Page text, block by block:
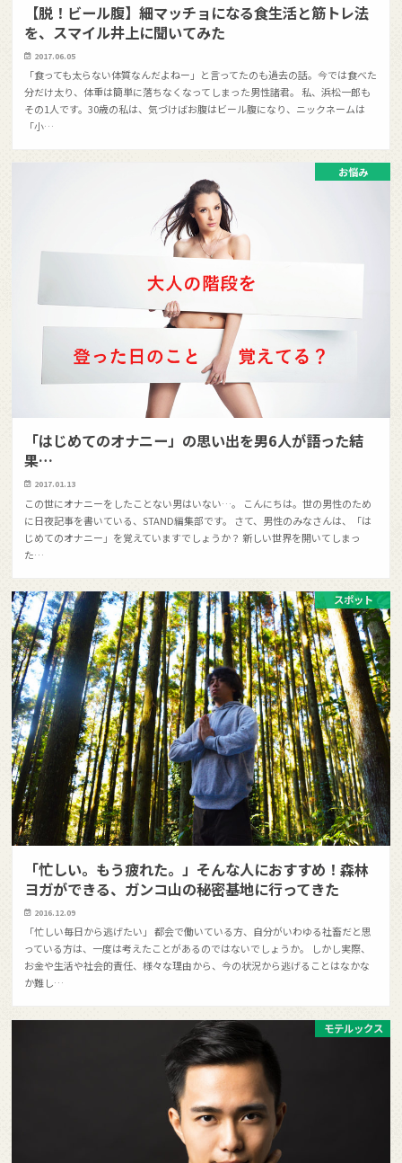
【脱！ビール腹】細マッチョになる食生活と筋トレ法
を、スマイル井上に聞いてみた
2017.06.05
「食っても太らない体質なんだよねー」と言ってたのも過去の話。今では食べた
分だけ太り、体重は簡単に落ちなくなってしまった男性諸君。 私、浜松一郎も
その1人です。30歳の私は、気づけばお腹はビール腹になり、ニックネームは
「小…
お悩み
「はじめてのオナニー」の思い出を男6人が語った結
果…
2017.01.13
この世にオナニーをしたことない男はいない…。 こんにちは。世の男性のため
に日夜記事を書いている、STAND編集部です。 さて、男性のみなさんは、「は
じめてのオナニー」を覚えていますでしょうか？ 新しい世界を開いてしまっ
た…
スポット
「忙しい。もう疲れた。」そんな人におすすめ！森林
ヨガができる、ガンコ山の秘密基地に行ってきた
2016.12.09
「忙しい毎日から逃げたい」 都会で働いている方、自分がいわゆる社畜だと思
っている方は、一度は考えたことがあるのではないでしょうか。 しかし実際、
お金や生活や社会的責任、様々な理由から、今の状況から逃げることはなかな
か難し…
モテルックス